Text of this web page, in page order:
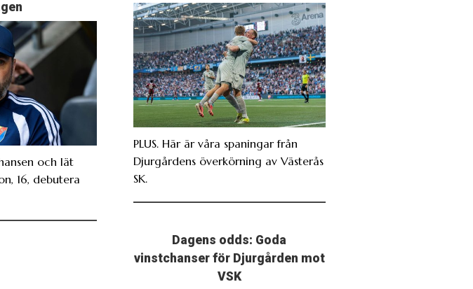
och lät
16, debutera
PLUS. Här är våra spaningar från
Djurgårdens överkörning av Västerås
SK.
Dagens odds: Goda
vinstchanser för Djurgården mot
VSK